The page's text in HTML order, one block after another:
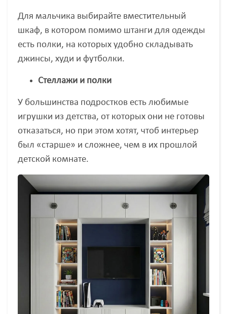
Для мальчика выбирайте вместительный
шкаф, в котором помимо штанги для одежды
есть полки, на которых удобно складывать
джинсы, худи и футболки.
Стеллажи и полки
У большинства подростков есть любимые
игрушки из детства, от которых они не готовы
отказаться, но при этом хотят, чтоб интерьер
был «старше» и сложнее, чем в их прошлой
детской комнате.